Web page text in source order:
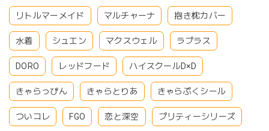
リトルマーメイド マルチャーナ 抱き枕カバー
水着 シュエン マクスウェル ラプラス
DORO レッドフード ハイスクールD×D
きゃらっぴん きゃらとりあ きゃらぷくシール
ついコレ FGO 恋と深空 プリティーシリーズ